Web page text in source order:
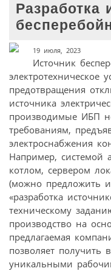
Разработка
19 июля, 2023
Источник
электротехническое
предотвращения
источника
производимые ИБП
требованиям,
электроснабжения
Например, системой
котлом, сервером
(можно предложить и
«разработка
техническому
производство на
предлагаемая
позволяет получить
уникальными